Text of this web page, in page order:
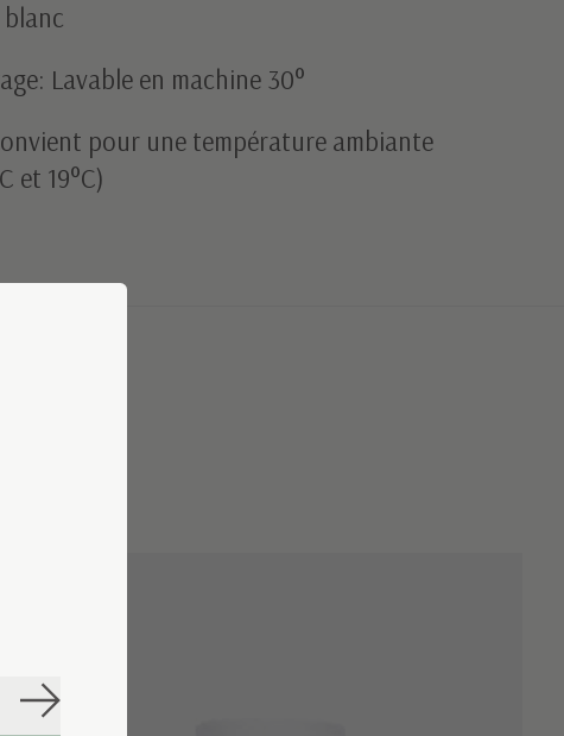
Lavable en machine 30°
pour une température ambiante
et 19°C)
S'abonner